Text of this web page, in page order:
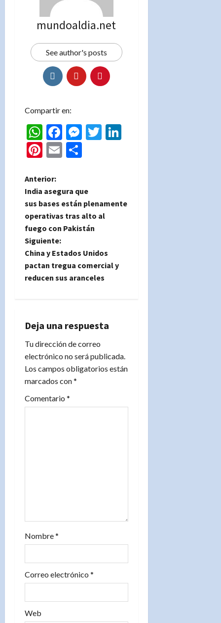
mundoaldia.net
See author's posts
Compartir en:
WhatsApp
Facebook
Messenger
Twitter
Pinterest
Email
N
a
v
e
g
a
i
ó
n
e
d
s
Anterior:
India asegura que
sus bases están plenamente
operativas tras alto al
fuego con Pakistán
Siguiente:
China y Estados Unidos
pactan tregua comercial y
reducen sus aranceles
Deja una respuesta
Tu dirección de correo
electrónico no será publicada.
Los campos obligatorios están
marcados con*
Comentario *
Nombre*
Correo electrónico *
Web